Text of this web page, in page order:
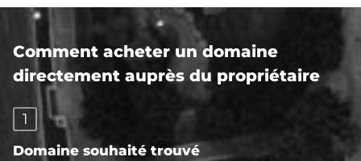
Comment acheter un domaine
directement auprès du propriétaire
1
Domaine souhaité trouvé